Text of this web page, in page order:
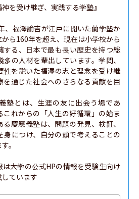
を受け継ぎ、実践する学塾』
、福澤諭吉が江戸に開いた蘭学塾か
ら160年を超え、現在は小学校から
する、日本で最も長い歴史を持つ総
の人材を輩出しています。学問、
性を説いた福澤の志と理念を受け継
を通じた社会へのさらなる貢献を目
塾とは、生涯の友に出会う場であ
これからの「人生の好循環」の始ま
慶應義塾は、問題の発見、検証、
身につけ、自分の頭で考えることの
。
大学の公式HPの情報を受験生向け
ています